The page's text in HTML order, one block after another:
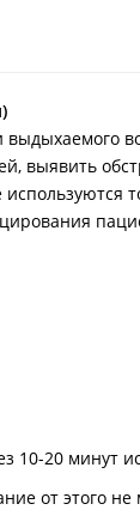
выявить
10-20 минут
от этого не